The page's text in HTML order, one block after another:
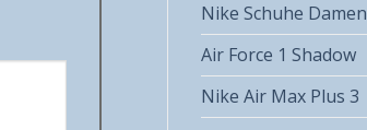
Nike Schuhe Damen
Air Force 1 Shadow
Nike Air Max Plus 3